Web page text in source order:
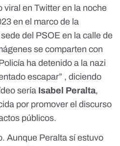
viral en Twitter en la noche
en el marco de la
del PSOE en la calle de
se comparten con
ha detenidoa la nazi
escapar” , diciendo
sería Isabel Peralta,
por promover el discurso
públicos.
. Aunque Peralta sí estuvo